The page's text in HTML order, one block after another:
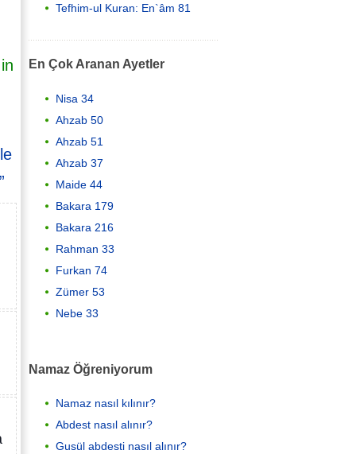
Tefhim-ul Kuran: En`âm 81
En Çok Aranan Ayetler
Nisa 34
Ahzab 50
Ahzab 51
Ahzab 37
Maide 44
Bakara 179
Bakara 216
Rahman 33
Furkan 74
Zümer 53
Nebe 33
Namaz Öğreniyorum
Namaz nasıl kılınır?
Abdest nasıl alınır?
Gusül abdesti nasıl alınır?